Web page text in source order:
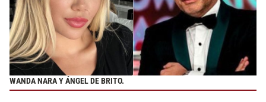
WANDA NARA Y ÁNGEL DE BRITO.